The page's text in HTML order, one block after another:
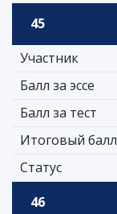
45
Участник
Балл за эссе
Балл за тест
Итоговый балл
Статус
46